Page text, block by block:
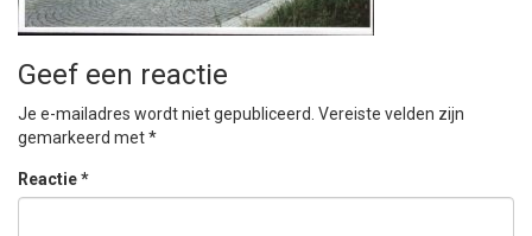
Geef een reactie
Je e-mailadres wordt niet gepubliceerd. Vereiste velden zijn
gemarkeerd met*
Reactie*